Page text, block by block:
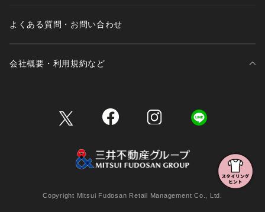
よくある質問・お問い合わせ
会社概要・利用規約など
Copyright Mitsui Fudosan Retail Management Co., Ltd.